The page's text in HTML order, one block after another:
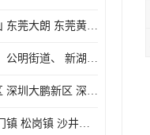
东莞大岭山 东莞大朗 东莞黄江 东莞樟木头 蔬菜配送
光明街道、 公明街道、 新湖街道、
深圳宝安区 深圳大鹏新区 深圳特别合作区
长安镇 虎门镇 松岗镇 沙井镇 公明镇 莞城街道 南城街道 东城街道 万江街道 石碣镇 石龙镇 茶山镇 石排镇 企石镇 横沥镇